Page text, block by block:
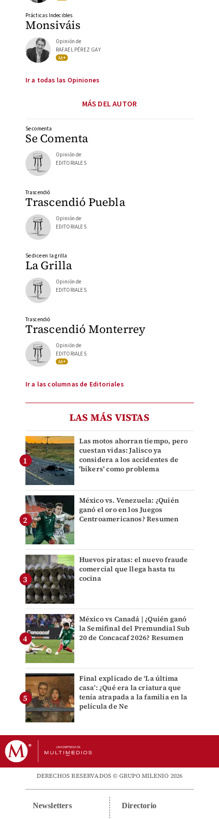
Monsiváis
Prácticas Indecibles
Opinión de
RAFAEL PÉREZ GAY
Ir a todas las Opiniones
MÁS DEL AUTOR
Se Comenta
Se comenta
Opinión de
EDITORIALES
Trascendió Puebla
Trascendió
Opinión de
EDITORIALES
La Grilla
Se dice en la grilla
Opinión de
EDITORIALES
Trascendió Monterrey
Trascendió
Opinión de
EDITORIALES
Ir a las columnas de Editoriales
LAS MÁS VISTAS
Las motos ahorran tiempo, pero
cuestan vidas: Jalisco ya
considera a los accidentes de
'bikers' como problema
México vs. Venezuela: ¿Quién
ganó el oro en los Juegos
Centroamericanos? Resumen
Huevos piratas: el nuevo fraude
comercial que llega hasta tu
cocina
México vs Canadá | ¿Quién ganó
la Semifinal del Premundial Sub
20 de Concacaf 2026? Resumen
Final explicado de ‘La última
casa’: ¿Qué era la criatura que
tenía atrapada a la familia en la
película de Ne
DERECHOS RESERVADOS © GRUPO MILENIO 2026
Newsletters Directorio